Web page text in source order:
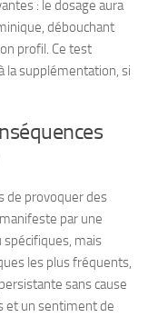
: le dosage aura
débouchant
profil. Ce test
la supplémentation, si
de provoquer des
par une
mais
les plus fréquents,
sans cause
et un sentiment de